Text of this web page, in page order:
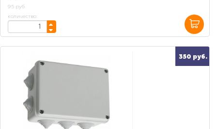
95 руб.
количество:
350 руб.